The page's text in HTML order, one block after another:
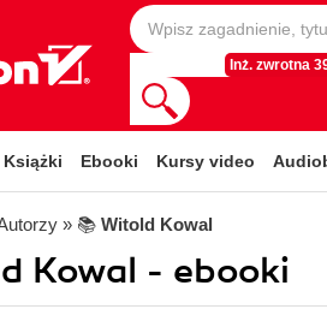
Inż. zwrotna
Książki Ebooki Kursy video
» 📚 Witold Kowal
Kowal - ebooki